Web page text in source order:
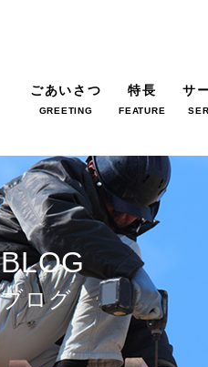
ごあいさつ
GREETING
特長
FEATURE
サ
BLOG
ブログ